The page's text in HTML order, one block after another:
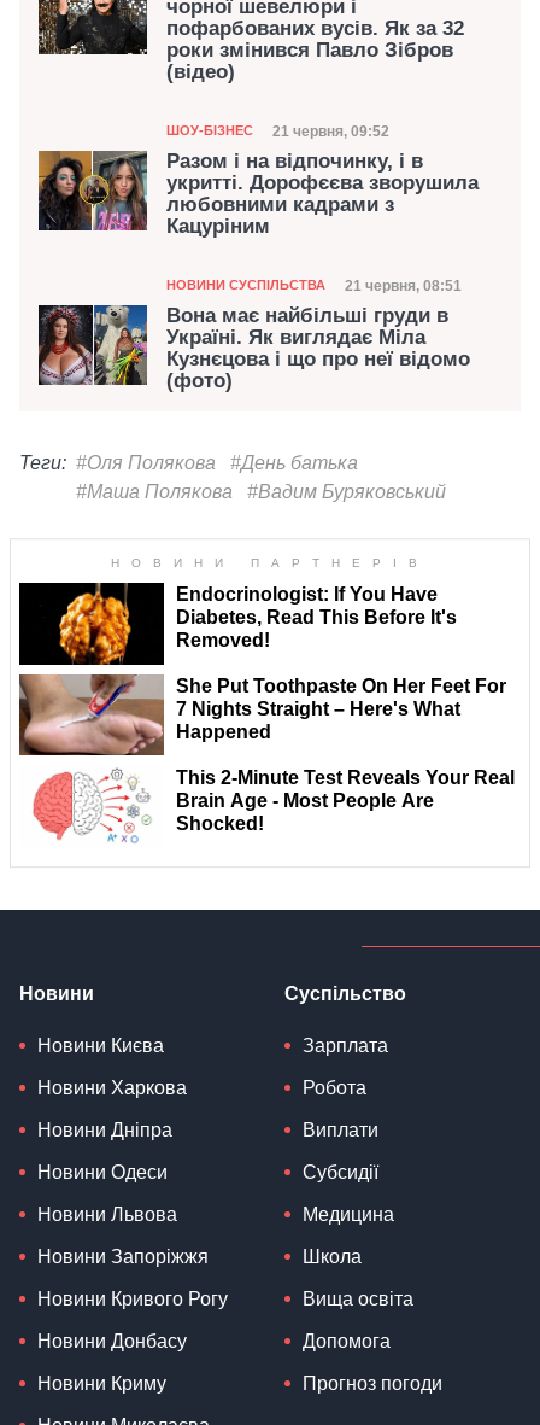
чорної шевелюри і
пофарбованих вусів. Як за 32
роки змінився Павло Зібров
(відео)
Категорія
ШОУ-БІЗНЕС Дата публікації
21 червня, 09:52
Разом і на відпочинку, і в
укритті. Дорофєєва зворушила
любовними кадрами з
Кацуріним
Категорія
НОВИНИ СУСПІЛЬСТВА Дата публікації
21 червня, 08:51
Вона має найбільші груди в
Україні. Як виглядає Міла
Кузнєцова і що про неї відомо
(фото)
Теги: #Оля Полякова
#День батька
#Маша Полякова
#Вадим Буряковський
Новини
Новини Києва
Новини Харкова
Новини Дніпра
Новини Одеси
Новини Львова
Новини Запоріжжя
Новини Кривого Рогу
Новини Донбасу
Новини Криму
Суспільство
Зарплата
Робота
Виплати
Субсидії
Медицина
Школа
Вища освіта
Допомога
Прогноз погоди